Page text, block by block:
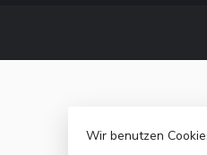
Wir benutzen